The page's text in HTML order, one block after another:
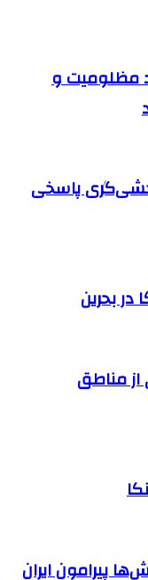
مظلومیت و
پاسخی
در بحرین
مناطق
پیرامون ایران